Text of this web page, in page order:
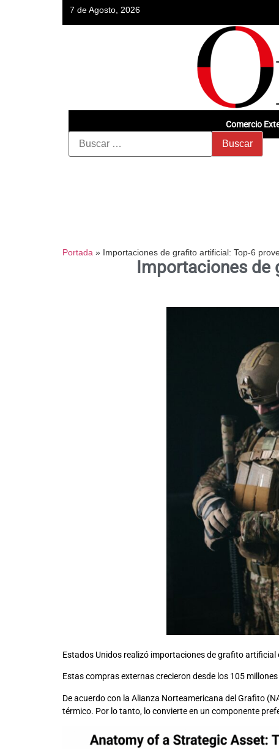
7 de Agosto, 2026
Comercio
Portada » Importaciones de grafito artificial: Top-6
Importaciones de
Estados Unidos realizó importaciones de grafito
Estas compras externas crecieron desde los 105
De acuerdo con la Alianza Norteamericana del Grafito
térmico. Por lo tanto, lo convierte en un componente